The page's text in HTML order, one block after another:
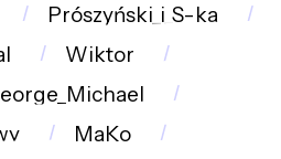
Prószyński_i_S-ka
Wiktor
MaKo